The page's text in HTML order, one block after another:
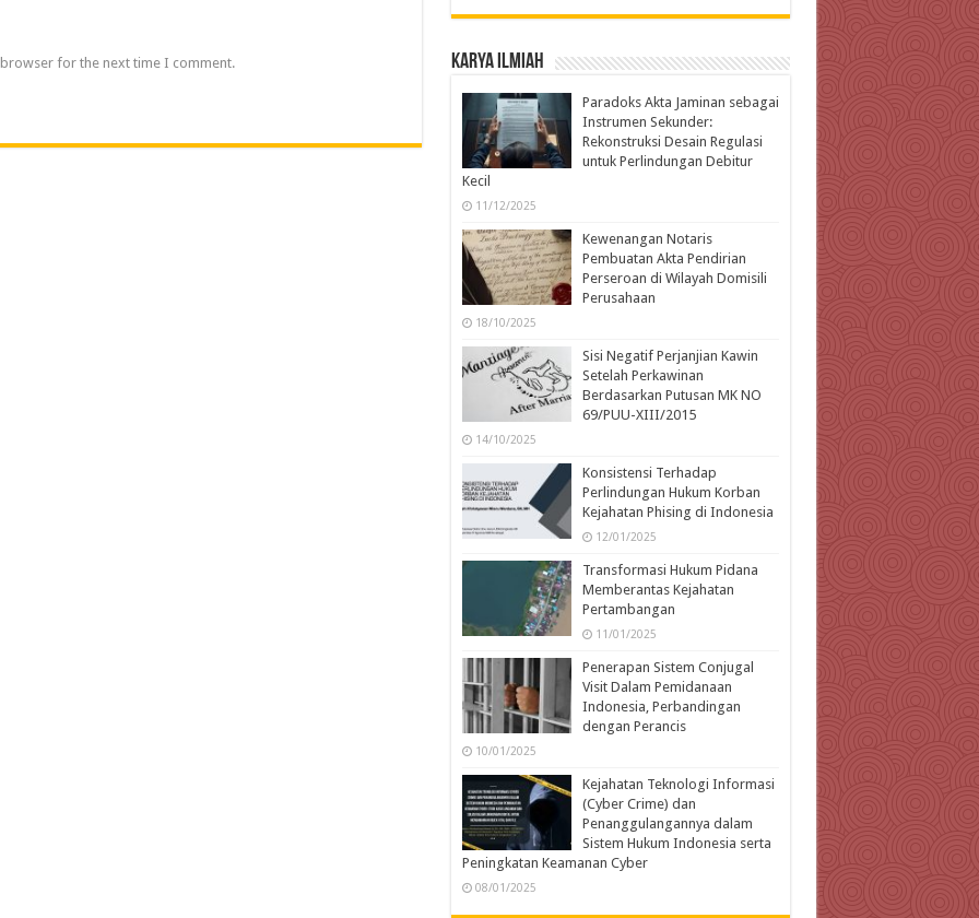
for the next time I comment. Karya Ilmiah
Paradoks Akta Jaminan sebagai
Instrumen Sekunder:
Rekonstruksi Desain Regulasi
untuk Perlindungan Debitur
Kecil
11/12/2025
Kewenangan Notaris
Pembuatan Akta Pendirian
Perseroan di Wilayah Domisili
Perusahaan
18/10/2025
Sisi Negatif Perjanjian Kawin
Setelah Perkawinan
Berdasarkan Putusan MK NO
69/PUU-XIII/2015
14/10/2025
Konsistensi Terhadap
Perlindungan Hukum Korban
Kejahatan Phising di Indonesia
12/01/2025
Transformasi Hukum Pidana
Memberantas Kejahatan
Pertambangan
11/01/2025
Penerapan Sistem Conjugal
Visit Dalam Pemidanaan
Indonesia, Perbandingan
dengan Perancis
10/01/2025
Kejahatan Teknologi Informasi
(Cyber Crime) dan
Penanggulangannya dalam
Sistem Hukum Indonesia serta
Peningkatan Keamanan Cyber
08/01/2025